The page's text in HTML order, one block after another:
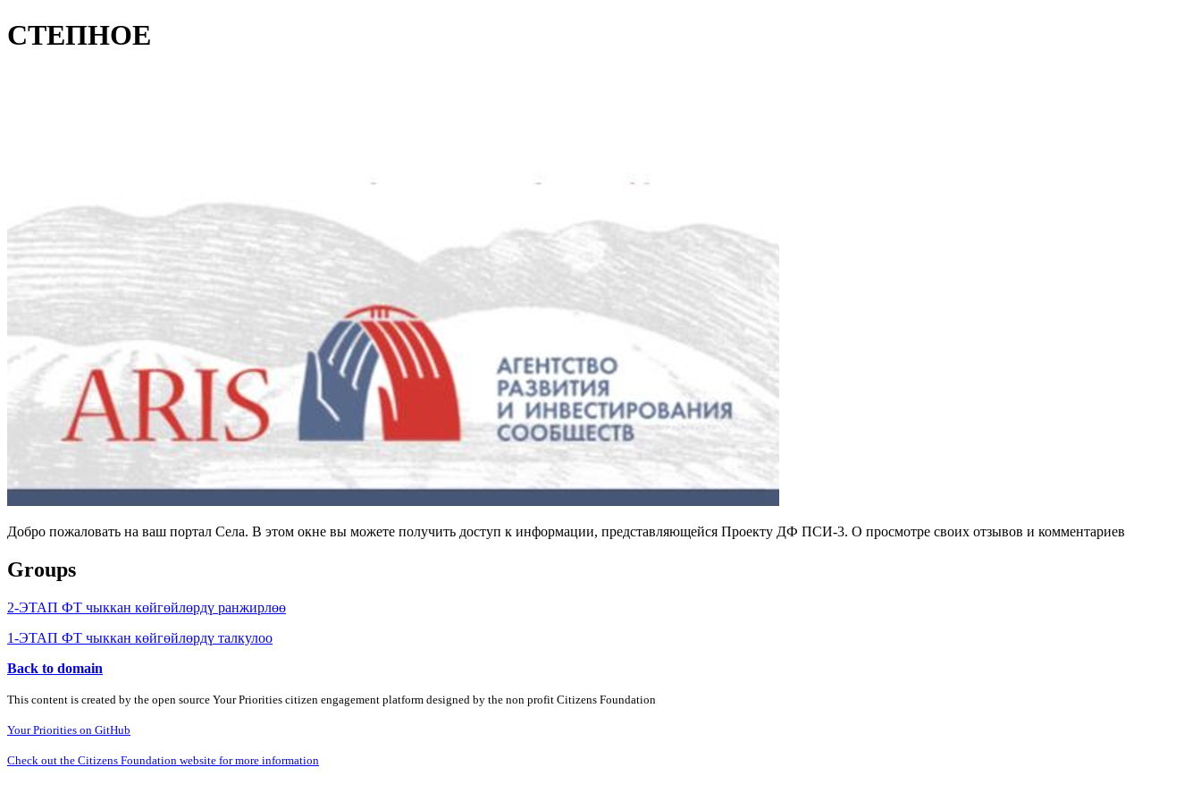
СТЕПНОЕ
Добро пожаловать на ваш портал Села. В этом окне вы можете получить доступ к информации, представляющейся Проекту ДФ ПСИ-3. О просмотре своих отзывов и комментариев
Groups
2-ЭТАП ФТ чыккан көйгөйлөрдү ранжирлөө
1-ЭТАП ФТ чыккан көйгөйлөрдү талкулоо
Back to domain
This content is created by the open source Your Priorities citizen engagement platform designed by the non profit Citizens Foundation
Your Priorities on GitHub
Check out the Citizens Foundation website for more information